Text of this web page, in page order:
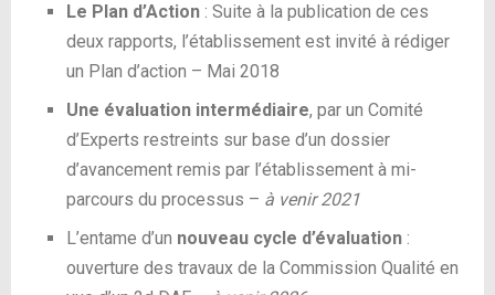
Le Plan d’Action : Suite à la publication de ces
deux rapports, l’établissement est invité à rédiger
un Plan d’action – Mai 2018
Une évaluation intermédiaire, par un Comité
d’Experts restreints sur base d’un dossier
d’avancement remis par l’établissement à mi-
parcours du processus – à venir 2021
L’entame d’un nouveau cycle d’évaluation :
ouverture des travaux de la Commission Qualité en